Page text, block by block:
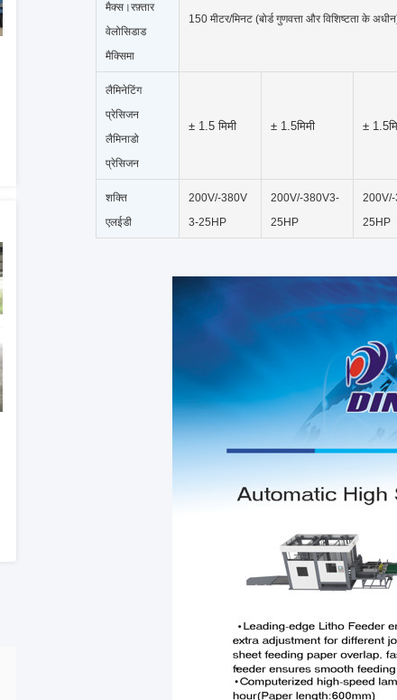
मैक्स।रफ़्तार
वेलोसिडाड
मैक्सिमा
150 मीटर/मिनट (बोर्ड गुणवत्ता और विशिष्टता के
लैमिनेटिंग
प्रेसिजन
लैमिनाडो
प्रेसिजन
± 1.5 मिमी ± 1.5मिमी ± 1.5
शक्ति
एलईडी
200V/-380V
3-25HP
200V/-380V3-
25HP
25HP